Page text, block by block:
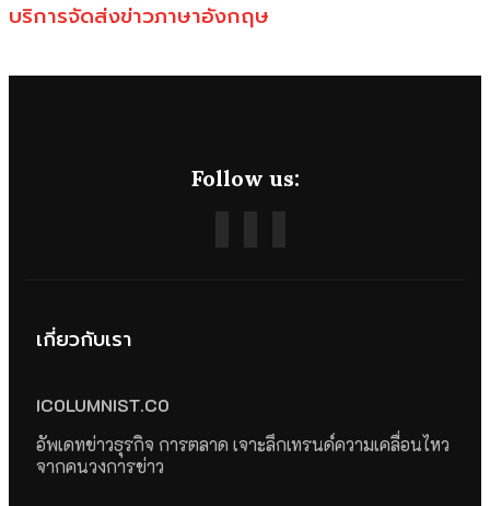
บริการจัดส่งข่าวภาษาอังกฤษ
Follow us:
เกี่ยวกับเรา
ICOLUMNIST.CO
อัพเดทข่าวธุรกิจ การตลาด เจาะลึกเทรนด์ความเคลื่อนไหว
จากคนวงการข่าว